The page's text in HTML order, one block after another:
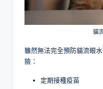
貓
雖然無法完全預防貓流眼
險：
定期接種疫苗